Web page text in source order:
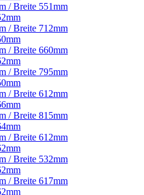
/ Breite 551mm
/ Breite 712mm
/ Breite 660mm
/ Breite 795mm
/ Breite 612mm
/ Breite 815mm
/ Breite 612mm
/ Breite 532mm
/ Breite 617mm